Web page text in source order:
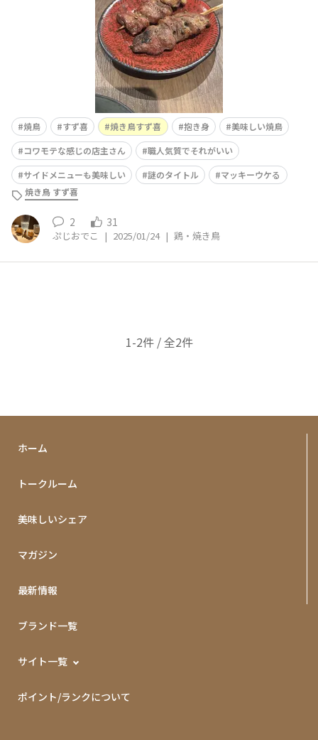
焼鳥 すず喜 焼き鳥すず喜 抱き身
美味しい焼鳥
コワモテな感じの店主さん
職人気質でそれがいい
サイドメニューも美味しい
謎のタイトル
マッキーウケる
焼き鳥 すず喜
2 31
ぷじおでこ | 2025/01/24 | 鶏・焼き鳥
1-2件 / 全2件
ホーム
トークルーム
美味しいシェア
マガジン
最新情報
ブランド一覧
サイト一覧
ポイント/ランクについて